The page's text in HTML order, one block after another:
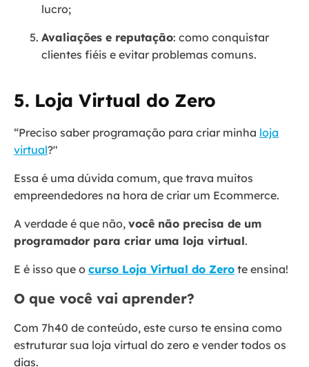
lucro;
Avaliações e reputação: como conquistar
clientes fiéis e evitar problemas comuns.
5. Loja Virtual do Zero
“Preciso saber programação para criar minha loja
virtual?"
Essa é uma dúvida comum, que trava muitos
empreendedores na hora de criar um Ecommerce.
A verdade é que não, você não precisa de um
programador para criar uma loja virtual.
E é isso que o curso Loja Virtual do Zero te ensina!
O que você vai aprender?
Com 7h40 de conteúdo, este curso te ensina como
estruturar sua loja virtual do zero e vender todos os
dias.